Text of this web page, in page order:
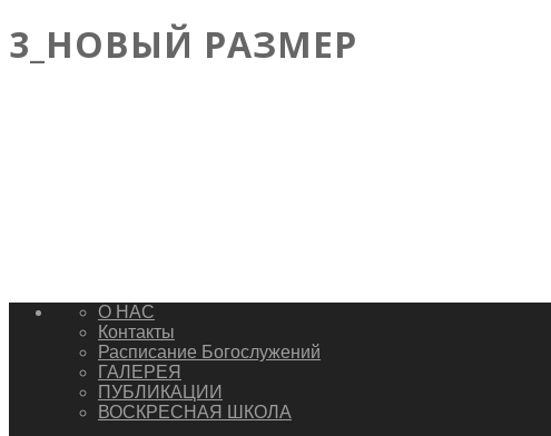
3_НОВЫЙ РАЗМЕР
О НАС
Контакты
Расписание Богослужений
ГАЛЕРЕЯ
ПУБЛИКАЦИИ
ВОСКРЕСНАЯ ШКОЛА